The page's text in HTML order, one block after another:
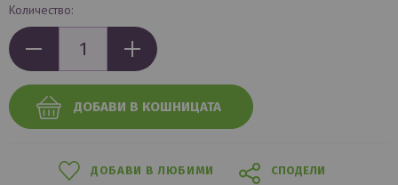
Количество:
ДОБАВИ В КОШНИЦАТА
ДОБАВИ В ЛЮБИМИ СПОДЕЛИ